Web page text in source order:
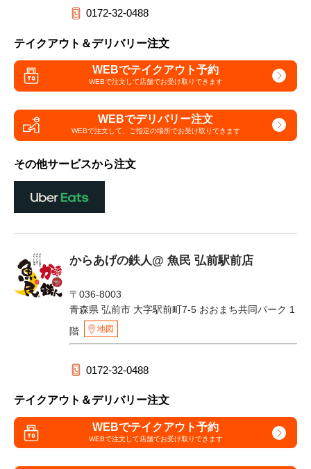
0172-32-0488
テイクアウト＆デリバリー注文
WEBでテイクアウト予約
WEBで注文して店舗でお受け取りできます
WEBでデリバリー注文
WEBで注文して、 ご指定の場所でお受け取りできます
その他サービスから注文
からあげの鉄人@ 魚民 弘前駅前店
〒036-8003
青森県 弘前市 大字駅前町7-5 おおまち共同パーク 1
階
地図
0172-32-0488
テイクアウト＆デリバリー注文
WEBでテイクアウト予約
WEBで注文して店舗でお受け取りできます